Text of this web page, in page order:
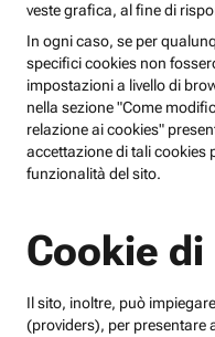
veste grafica, al fine di
In ogni caso, se per
specifici cookies non
impostazioni a livello di
nella sezione "Come
relazione ai cookies"
accettazione di tali cookies
funzionalità del sito.
Cookie
Il sito, inoltre, può
(providers), per presentare